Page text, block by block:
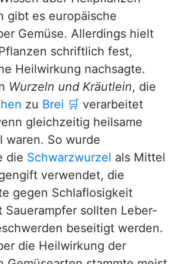
gibt es europäische
Gemüse. Allerdings hielt
schriftlich fest,
Heilwirkung nachsagte.
Wurzeln und Kräutlein, die
zu Brei 🛒 verarbeitet
gleichzeitig heilsame
waren. So wurde
die Schwarzwurzel als Mittel
verwendet, die
gegen Schlaflosigkeit
Sauerampfer sollten Leber-
beseitigt werden.
die Heilwirkung der